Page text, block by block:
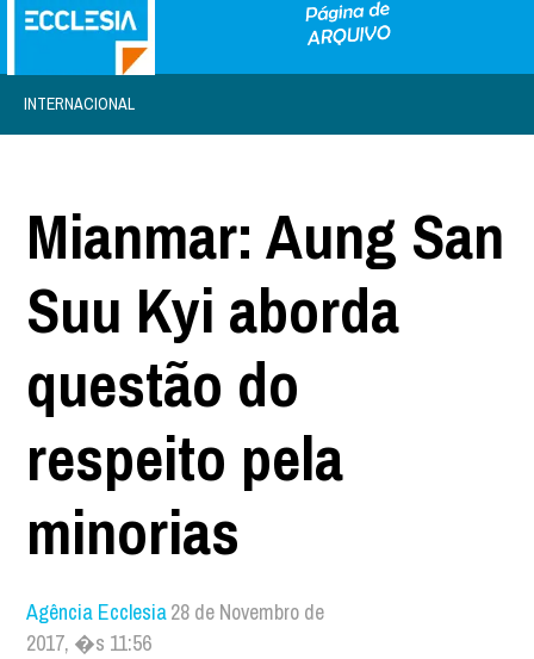
INTERNACIONAL
Mianmar: Aung San
Suu Kyi aborda
questão do
respeito pela
minorias
Agência Ecclesia28 de Novembro de
2017, �s 11:56